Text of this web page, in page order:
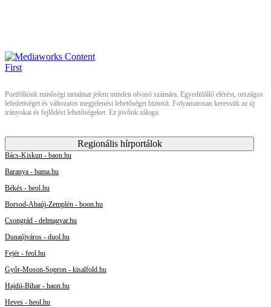
Portfóliónk minőségi tartalmat jelent minden olvasó számára. Egyedülálló elérést, országos
lefedettséget és változatos megjelenési lehetőséget biztosít. Folyamatosan keressük az új
irányokat és fejlődési lehetőségeket. Ez jövőnk záloga.
Regionális hírportálok
Bács-Kiskun - baon.hu
Baranya - bama.hu
Békés - beol.hu
Borsod-Abaúj-Zemplén - boon.hu
Csongrád - delmagyar.hu
Dunaújváros - duol.hu
Fejér - feol.hu
Győr-Moson-Sopron - kisalfold.hu
Hajdú-Bihar - haon.hu
Heves - heol.hu